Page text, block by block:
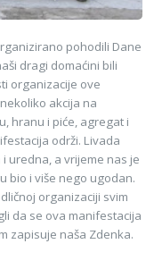
pohodili Dane
dragi domaćini bili
organizacije ove
akcija na
hranu i piće, agregat i
održi. Livada
uredna, a vrijeme nas je
bio i više nego ugodan.
organizaciji svim
da se ova manifestacija
zapisuje naša Zdenka.